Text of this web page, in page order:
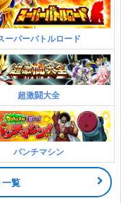
ーパーバトルロード
超激闘大全
パンチマシン
一覧